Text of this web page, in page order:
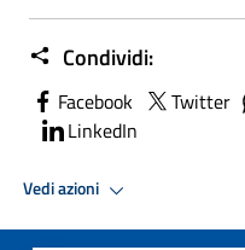
Condividi:
Facebook Twitter
LinkedIn
Vedi azioni